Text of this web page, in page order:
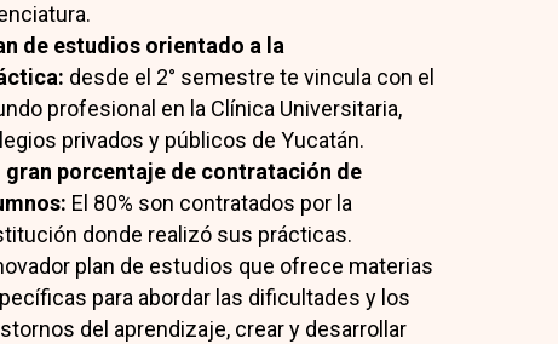
de estudios orientado a la
desde el 2° semestre te vincula con el
profesional en la Clínica Universitaria,
privados y públicos de Yucatán.
gran porcentaje de contratación de
El 80% son contratados por la
donde realizó sus prácticas.
plan de estudios que ofrece materias
para abordar las dificultades y los
del aprendizaje, crear y desarrollar